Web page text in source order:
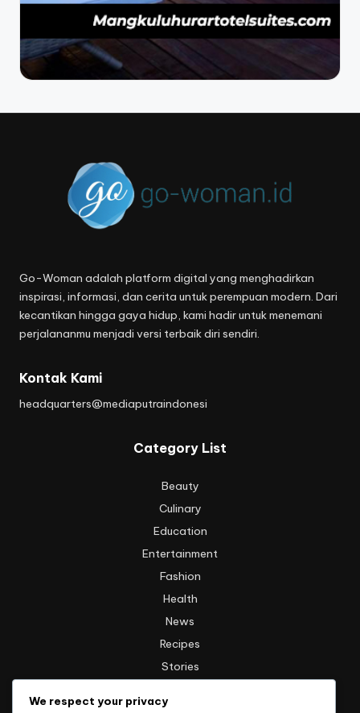
Go-Woman adalah platform digital yang menghadirkan
inspirasi, informasi, dan cerita untuk perempuan modern. Dari
kecantikan hingga gaya hidup, kami hadir untuk menemani
perjalananmu menjadi versi terbaik diri sendiri.
Kontak Kami
headquarters@mediaputraindonesi
Category List
Beauty
Culinary
Education
Entertainment
Fashion
Health
News
Recipes
Stories
We respect your privacy